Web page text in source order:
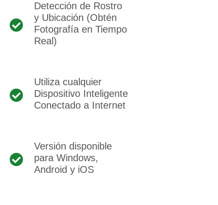
Detección de Rostro
y Ubicación (Obtén
Fotografía en Tiempo
Real)
Utiliza cualquier
Dispositivo Inteligente
Conectado a Internet
Versión disponible
para Windows,
Android y iOS